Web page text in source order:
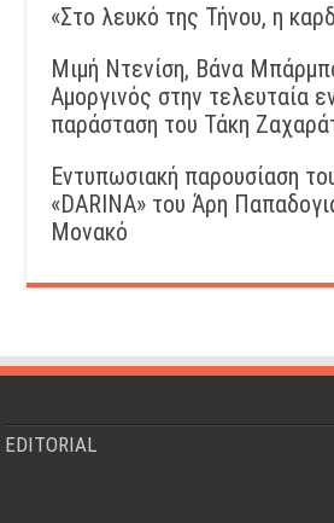
«Στο λευκό της Τήνου, η
Μιμή Ντενίση, Βάνα
Αμοργινός στην τελευταία
παράσταση του Τάκη
Εντυπωσιακή παρουσίαση
«DARINA» του Άρη
Μονακό
EDITORIAL